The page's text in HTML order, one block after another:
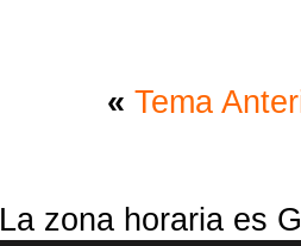
« Tema
La zona horaria es